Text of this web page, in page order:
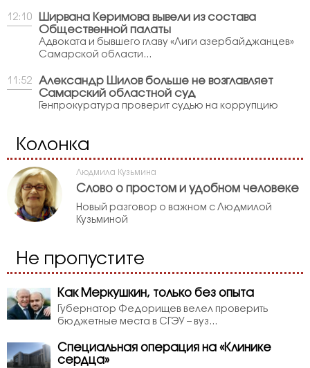
12:10
Ширвана Керимова вывели из состава
Общественной палаты
Адвоката и бывшего главу «Лиги азербайджанцев»
Самарской области...
11:52
Александр Шилов больше не возглавляет
Самарский областной суд
Генпрокуратура проверит судью на коррупцию
Колонка
Людмила Кузьмина
Слово о простом и удобном человеке
Новый разговор о важном с Людмилой
Кузьминой
Не пропустите
Как Меркушкин, только без опыта
Губернатор Федорищев велел проверить
бюджетные места в СГЭУ – вуз...
Специальная операция на «Клинике
сердца»